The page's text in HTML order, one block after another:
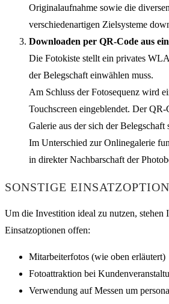
Originalaufnahme sowie die
verschiedenartigen Zielsysteme
Downloaden per QR-Code aus
Die Fotokiste stellt ein privates
der Belegschaft einwählen muss.
Am Schluss der Fotosequenz wird
Touchscreen eingeblendet. Der
Galerie aus der sich der
Im Unterschied zur Onlinegalerie
in direkter Nachbarschaft der
SONSTIGE
Um die Investition ideal zu nutzen, stehen
Einsatzoptionen offen:
Mitarbeiterfotos (wie oben erläutert)
Fotoattraktion bei
Verwendung auf Messen um